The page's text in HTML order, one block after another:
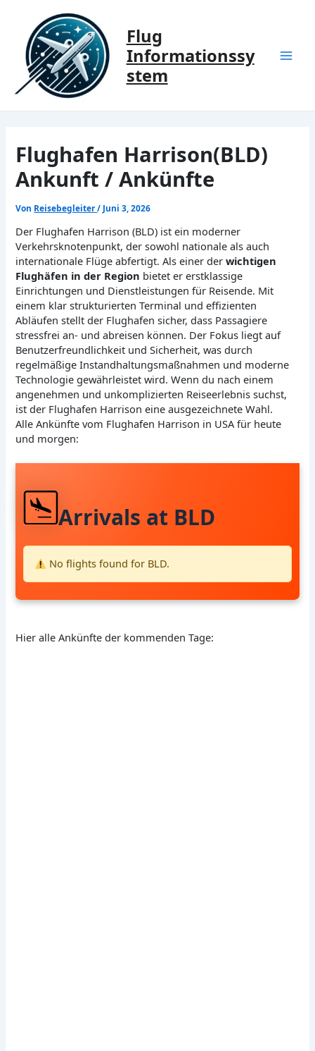
springen
Flug
Informationssy
stem
Flughafen Harrison(BLD)
Ankunft / Ankünfte
Von Reisebegleiter/ Juni 3, 2026
Der Flughafen Harrison (BLD) ist ein moderner
Verkehrsknotenpunkt, der sowohl nationale als auch
internationale Flüge abfertigt. Als einer derwichtigen
Flughäfen in der Region bietet er erstklassige
Einrichtungen und Dienstleistungen für Reisende. Mit
einem klar strukturierten Terminal und effizienten
Abläufen stellt der Flughafen sicher, dass Passagiere
stressfrei an- und abreisen können. Der Fokus liegt auf
Benutzerfreundlichkeit und Sicherheit, was durch
regelmäßige Instandhaltungsmaßnahmen und moderne
Technologie gewährleistet wird. Wenn du nach einem
angenehmen und unkomplizierten Reiseerlebnis suchst,
ist der Flughafen Harrison eine ausgezeichnete Wahl.
Alle Ankünfte vom Flughafen Harrison in USA für heute
und morgen:
Arrivals at BLD
No flights found for BLD.
Hier alle Ankünfte der kommenden Tage: